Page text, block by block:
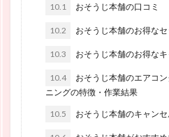
10.1 おそうじ本舗の口コミ
10.2 おそうじ本舗のお得な
10.3 おそうじ本舗のお得な
10.4
おそうじ本舗のエアコ
ニングの特徴・作業結果
10.5 おそうじ本舗のキャン